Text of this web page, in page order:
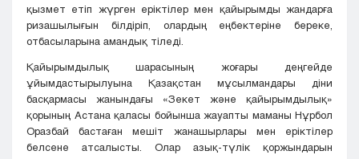
қызмет етіп жүрген еріктілер мен қайырымды жандарға
ризашылығын білдіріп, олардың еңбектеріне береке,
отбасыларына амандық тіледі.
Қайырымдылық шарасының жоғары деңгейде
ұйымдастырылуына Қазақстан мұсылмандары діни
басқармасы жанындағы «Зекет және қайырымдылық»
қорының Астана қаласы бойынша жауапты маманы Нұрбол
Оразбай бастаған мешіт жанашырлары мен еріктілер
белсене атсалысты. Олар азық-түлік қоржындарын